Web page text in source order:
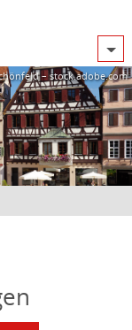
– stock.adobe.com